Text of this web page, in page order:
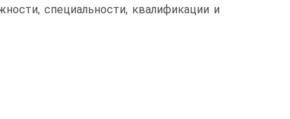
специальности, квалификации и